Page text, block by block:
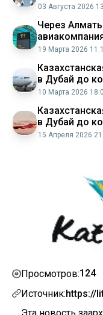
03 Августа 2026
Через
маршрут
19 Марта 2026
в Дубай до
10 Марта 2026
в Дубай до
15 Апреля 2026
Просмотров:124
Источник:https://
Эта новость